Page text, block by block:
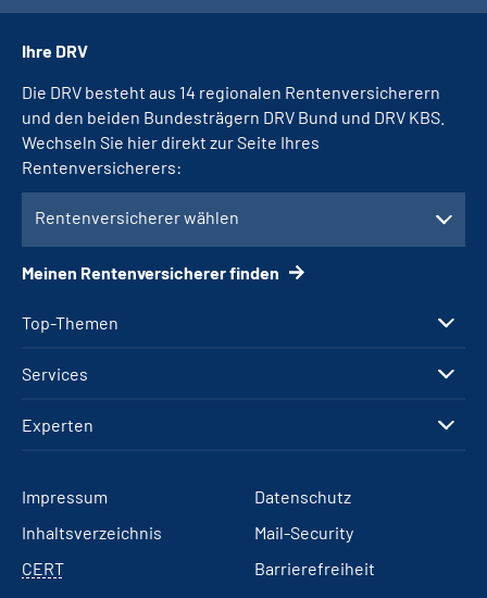
Top-Themen
Services
Experten
Ihre DRV
Die DRV besteht aus 14 regionalen Rentenversicherern
und den beiden Bundesträgern DRV Bund und DRV KBS.
Wechseln Sie hier direkt zur Seite Ihres
Rentenversicherers:
Rentenversicherer wählen
Meinen Rentenversicherer finden
Impressum
Datenschutz
Inhaltsverzeichnis
Mail-Security
CERT
Barrierefreiheit